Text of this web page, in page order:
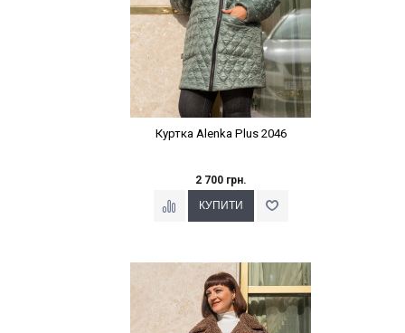
Куртка Alenka Plus 2046
2 700 грн.
Наклейки Варіант з %